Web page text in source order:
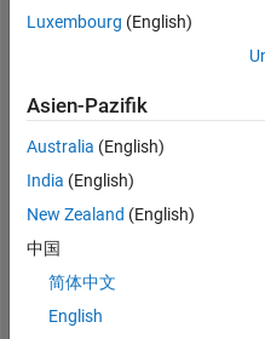
15 Jan 2020
Luxembourg (English)
Asien-Pazifik
Australia (English)
India (English)
New Zealand (English)
中国
简体中文
English